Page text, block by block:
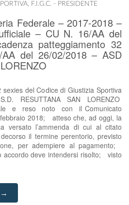
, F.I.G.C. - PRESIDENTE
Federale – 2017-2018 –
– CU N. 16/AA del
patteggiamento 32
del 26/02/2018 – ASD
sexies del Codice di Giustizia Sportiva
RESUTTANA SAN LORENZO
e reso noto con il Comunicato
2018; atteso che, ad oggi, la
versato l’ammenda di cui al citato
il termine perentorio, previsto
per adempiere al pagamento;
accordo deve intendersi risolto; visto